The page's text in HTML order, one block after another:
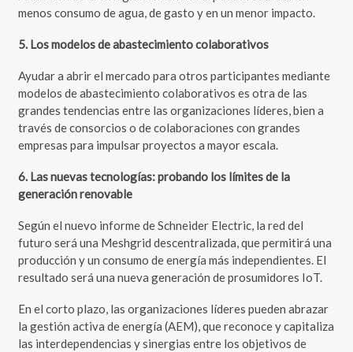
menos consumo de agua, de gasto y en un menor impacto.
5. Los modelos de abastecimiento colaborativos
Ayudar a abrir el mercado para otros participantes mediante
modelos de abastecimiento colaborativos es otra de las
grandes tendencias entre las organizaciones líderes, bien a
través de consorcios o de colaboraciones con grandes
empresas para impulsar proyectos a mayor escala.
6. Las nuevas tecnologías: probando los límites de la
generación renovable
Según el nuevo informe de Schneider Electric, la red del
futuro será una Meshgrid descentralizada, que permitirá una
producción y un consumo de energía más independientes. El
resultado será una nueva generación de prosumidores IoT.
En el corto plazo, las organizaciones líderes pueden abrazar
la gestión activa de energía (AEM), que reconoce y capitaliza
las interdependencias y sinergias entre los objetivos de